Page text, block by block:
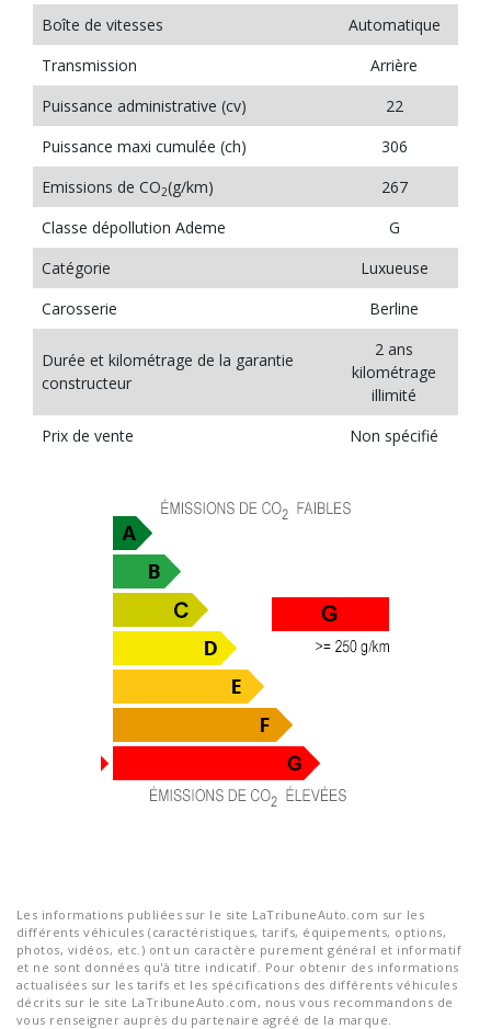
Boîte de vitesses
Automatique
Transmission
Arrière
Puissance administrative (cv)
22
Puissance maxi cumulée (ch)
306
Emissions de CO2(g/km)
267
Classe dépollution Ademe
G
Catégorie
Luxueuse
Carosserie
Berline
Durée et kilométrage de la garantie
constructeur
2 ans
kilométrage
illimité
Prix de vente
Non spécifié
Les informations publiées sur le site LaTribuneAuto.com sur les
différents véhicules (caractéristiques, tarifs, équipements, options,
photos, vidéos, etc.) ont un caractère purement général et informatif
et ne sont données qu'à titre indicatif. Pour obtenir des informations
actualisées sur les tarifs et les spécifications des différents véhicules
décrits sur le site LaTribuneAuto.com, nous vous recommandons de
vous renseigner auprès du partenaire agréé de la marque.